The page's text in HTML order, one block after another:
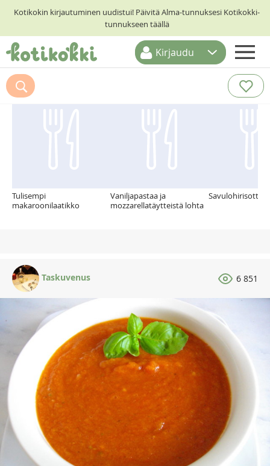
Kotikokin kirjautuminen uudistui! Päivitä Alma-tunnuksesi Kotikokki-
tunnukseen täällä
ETUSIVU
RESEPTIHAKU
Kirjaudu
Suosittelemme myös
Tulisempi
makaroonilaatikko
Vaniljapastaa ja
mozzarellatäytteistä lohta
Savulohirisotto
Taskuvenus 6 851